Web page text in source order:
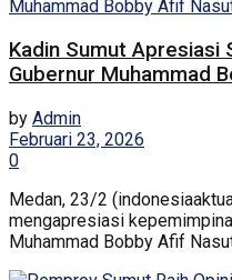
Kadin Sumut Apresiasi
Gubernur Muhammad
by Admin
Februari 23, 2026
0
Medan, 23/2
mengapresiasi
Muhammad Bobby Afif